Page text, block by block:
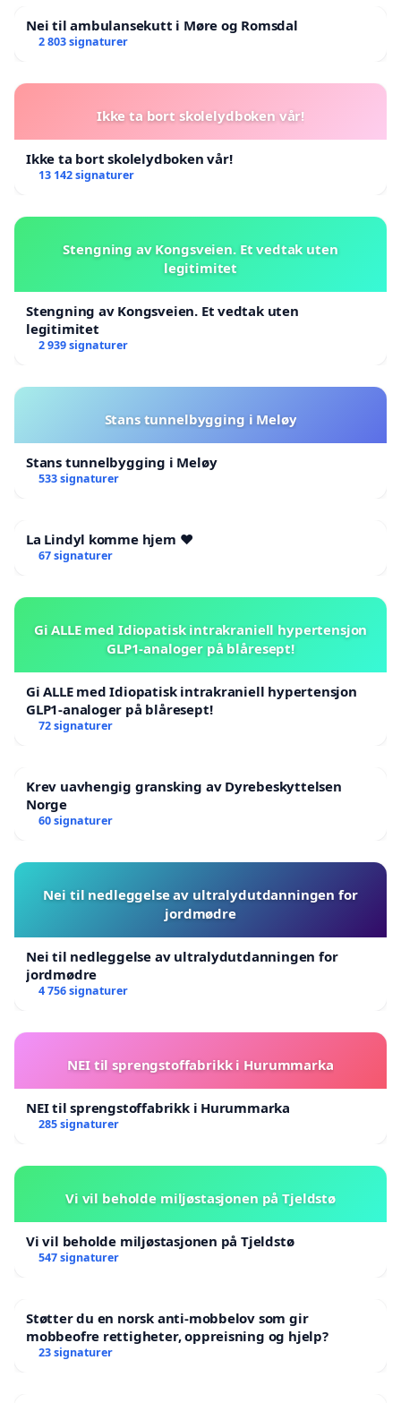
Nei til ambulansekutt i Møre og Romsdal
2 803 signaturer
Ikke ta bort skolelydboken vår!
Ikke ta bort skolelydboken vår!
13 142 signaturer
Stengning av Kongsveien. Et vedtak uten
legitimitet
Stengning av Kongsveien. Et vedtak uten
legitimitet
2 939 signaturer
Stans tunnelbygging i Meløy
Stans tunnelbygging i Meløy
533 signaturer
La Lindyl komme hjem ❤️
67 signaturer
Gi ALLE med Idiopatisk intrakraniell hypertensjon
GLP1-analoger på blåresept!
Gi ALLE med Idiopatisk intrakraniell hypertensjon
GLP1-analoger på blåresept!
72 signaturer
Krev uavhengig gransking av Dyrebeskyttelsen
Norge
60 signaturer
Nei til nedleggelse av ultralydutdanningen for
jordmødre
Nei til nedleggelse av ultralydutdanningen for
jordmødre
4 756 signaturer
NEI til sprengstoffabrikk i Hurummarka
NEI til sprengstoffabrikk i Hurummarka
285 signaturer
Vi vil beholde miljøstasjonen på Tjeldstø
Vi vil beholde miljøstasjonen på Tjeldstø
547 signaturer
Støtter du en norsk anti-mobbelov som gir
mobbeofre rettigheter, oppreisning og hjelp?
23 signaturer